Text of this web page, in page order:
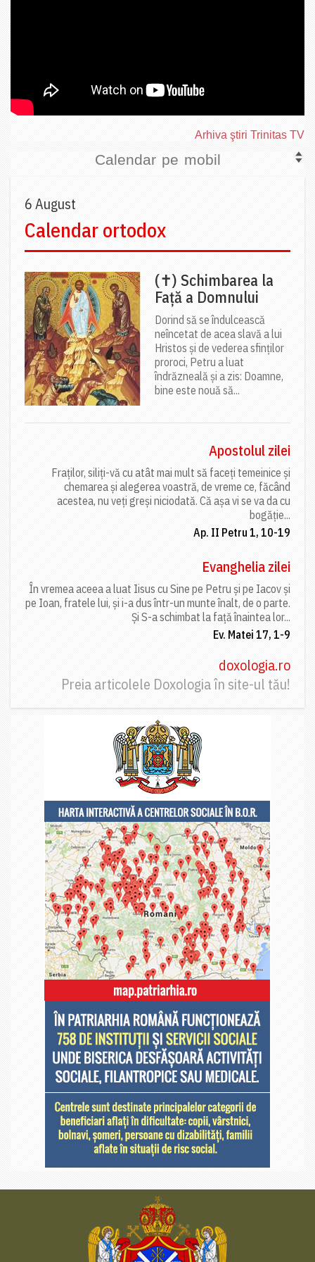
Arhiva ştiri Trinitas TV
Calendar pe mobil
6 August
Calendar ortodox
(✝) Schimbarea la
Față a Domnului
Dorind să se îndulcească
neîncetat de acea slavă a lui
Hristos și de vederea sfinților
proroci, Petru a luat
îndrăzneală și a zis: Doamne,
bine este nouă să...
Apostolul zilei
Fraților, siliți-vă cu atât mai mult să faceți temeinice și
chemarea și alegerea voastră, de vreme ce, făcând
acestea, nu veți greși niciodată. Că așa vi se va da cu
bogăție...
Ap. II Petru 1, 10-19
Evanghelia zilei
În vremea aceea a luat Iisus cu Sine pe Petru și pe Iacov și
pe Ioan, fratele lui, și i-a dus într-un munte înalt, de o parte.
Și S-a schimbat la față înaintea lor...
Ev. Matei 17, 1-9
doxologia.ro
Preia articolele Doxologia în site-ul tău!